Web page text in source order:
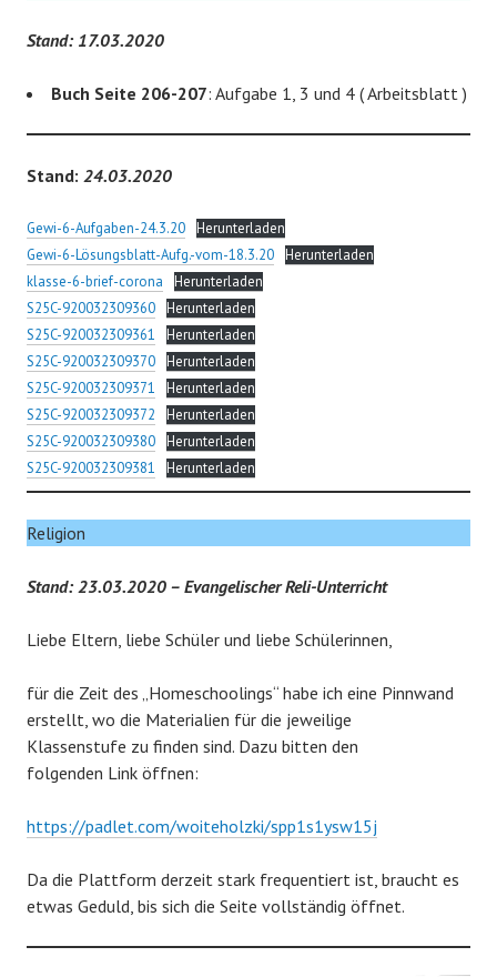
Stand: 17.03.2020
Buch Seite 206-207: Aufgabe 1, 3 und 4 ( Arbeitsblatt )
Stand: 24.03.2020
Gewi-6-Aufgaben-24.3.20 Herunterladen
Gewi-6-Lösungsblatt-Aufg.-vom-18.3.20 Herunterladen
klasse-6-brief-corona
Herunterladen
S25C-920032309360 Herunterladen
S25C-920032309361
Herunterladen
S25C-920032309370 Herunterladen
S25C-920032309371
Herunterladen
S25C-920032309372
Herunterladen
S25C-920032309380 Herunterladen
S25C-920032309381
Herunterladen
Religion
Stand: 23.03.2020 – Evangelischer Reli-Unterricht
Liebe Eltern, liebe Schüler und liebe Schülerinnen,
für die Zeit des „Homeschoolings“ habe ich eine Pinnwand
erstellt, wo die Materialien für die jeweilige
Klassenstufe zu finden sind. Dazu bitten den
folgenden Link öffnen:
https://padlet.com/woiteholzki/spp1s1ysw15j
Da die Plattform derzeit stark frequentiert ist, braucht es
etwas Geduld, bis sich die Seite vollständig öffnet.